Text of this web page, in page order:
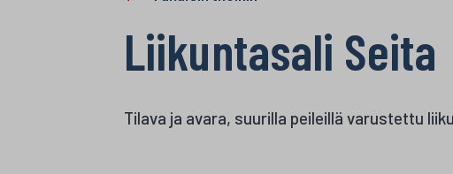
Liikuntasali Seita
Tilava ja avara, suurilla peileillä varustettu